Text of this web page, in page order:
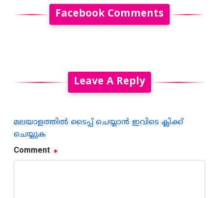
Facebook Comments
Leave A Reply
മലയാളത്തില്‍ ടൈപ്പ് ചെയ്യാന്‍ ഇവിടെ ക്ലിക്ക്
ചെയ്യുക
Comment